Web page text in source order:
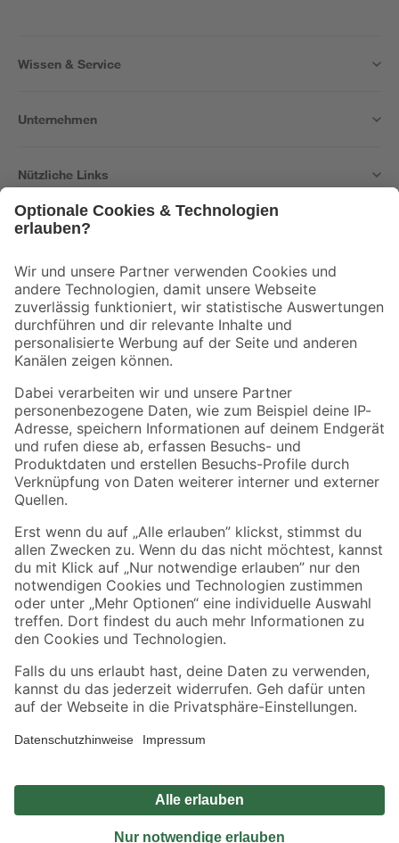
Wissen & Service
Unternehmen
Nützliche Links
Der toom Newsletter: Keine Angebote und Aktionen mehr verpassen!
Zur Newsletter Anmeldung
Folge uns
Zahlungsarten Versandarten
Sicher einkaufen
Jetzt die toom-App herunterladen
Alle Preisangaben in EUR inkl. gesetzl. MwSt.. Die dargestellten Angebote sind unter
Umständen nicht in allen Märkten verfügbar. Die angegebenen Verfügbarkeiten beziehen
Produkte nur solange der Vorrat reicht.
*Paketversand ab 59 € versandkostenfrei, gilt nicht für Artikel mit Speditionsversand, hier
Privatsphäre Impressum
Nutzungsbedingungen
Widerrufsrecht
Vertrag widerrufen